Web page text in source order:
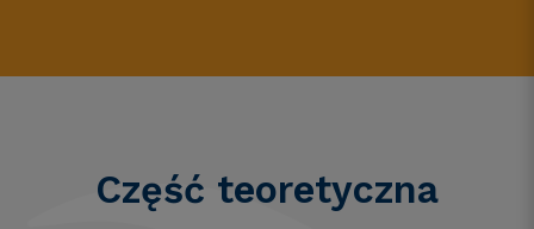
Część teoretyczna